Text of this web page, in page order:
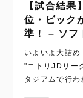
【試合結
位・ビック
準！ – ソフ
いよいよ大詰
"ニトリJDリー
タジアムで行